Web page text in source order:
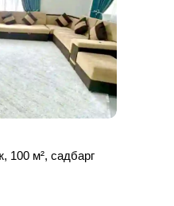
100 м², садбарг